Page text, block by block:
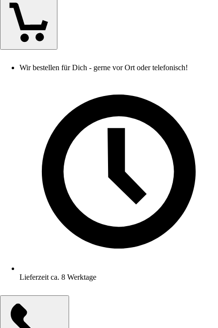
Wir bestellen für Dich - gerne vor Ort oder telefonisch!
Lieferzeit ca. 8 Werktage